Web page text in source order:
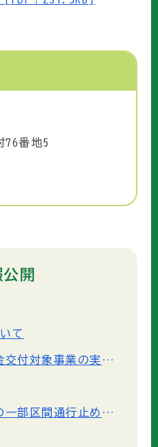
76番地5
開
て
地方創生臨時交付金交付対象事業の実施状況と効果検証について
「林道馬羅尾線」の一部区間通行止めについて